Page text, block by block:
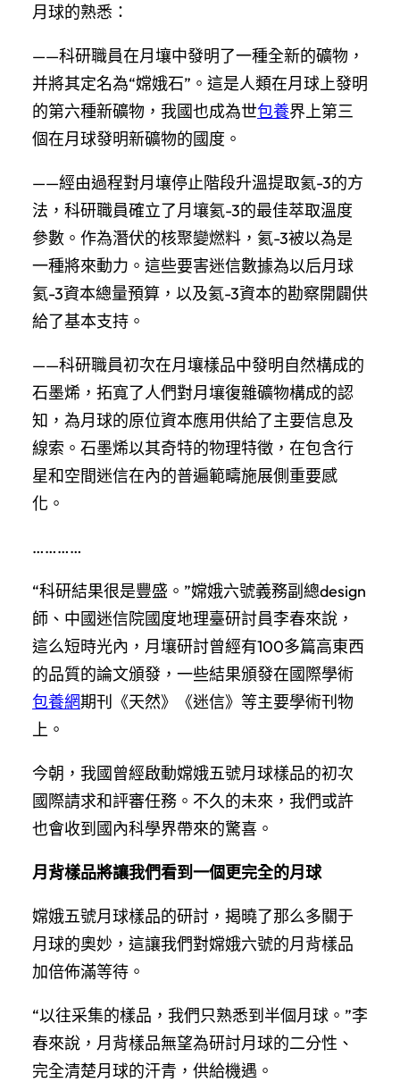
月球的熟悉：
——科研職員在月壤中發明了一種全新的礦物，
并將其定名為“嫦娥石”。這是人類在月球上發明
的第六種新礦物，我國也成為世包養界上第三
個在月球發明新礦物的國度。
——經由過程對月壤停止階段升溫提取氦-3的方
法，科研職員確立了月壤氦-3的最佳萃取溫度
參數。作為潛伏的核聚變燃料，氦-3被以為是
一種將來動力。這些要害迷信數據為以后月球
氦-3資本總量預算，以及氦-3資本的勘察開闢供
給了基本支持。
——科研職員初次在月壤樣品中發明自然構成的
石墨烯，拓寬了人們對月壤復雜礦物構成的認
知，為月球的原位資本應用供給了主要信息及
線索。石墨烯以其奇特的物理特徵，在包含行
星和空間迷信在內的普遍範疇施展側重要感
化。
…………
“科研結果很是豐盛。”嫦娥六號義務副總design
師、中國迷信院國度地理臺研討員李春來說，
這么短時光內，月壤研討曾經有100多篇高東西
的品質的論文頒發，一些結果頒發在國際學術
包養網期刊《天然》《迷信》等主要學術刊物
上。
今朝，我國曾經啟動嫦娥五號月球樣品的初次
國際請求和評審任務。不久的未來，我們或許
也會收到國內科學界帶來的驚喜。
月背樣品將讓我們看到一個更完全的月球
嫦娥五號月球樣品的研討，揭曉了那么多關于
月球的奧妙，這讓我們對嫦娥六號的月背樣品
加倍佈滿等待。
“以往采集的樣品，我們只熟悉到半個月球。”李
春來說，月背樣品無望為研討月球的二分性、
完全清楚月球的汗青，供給機遇。